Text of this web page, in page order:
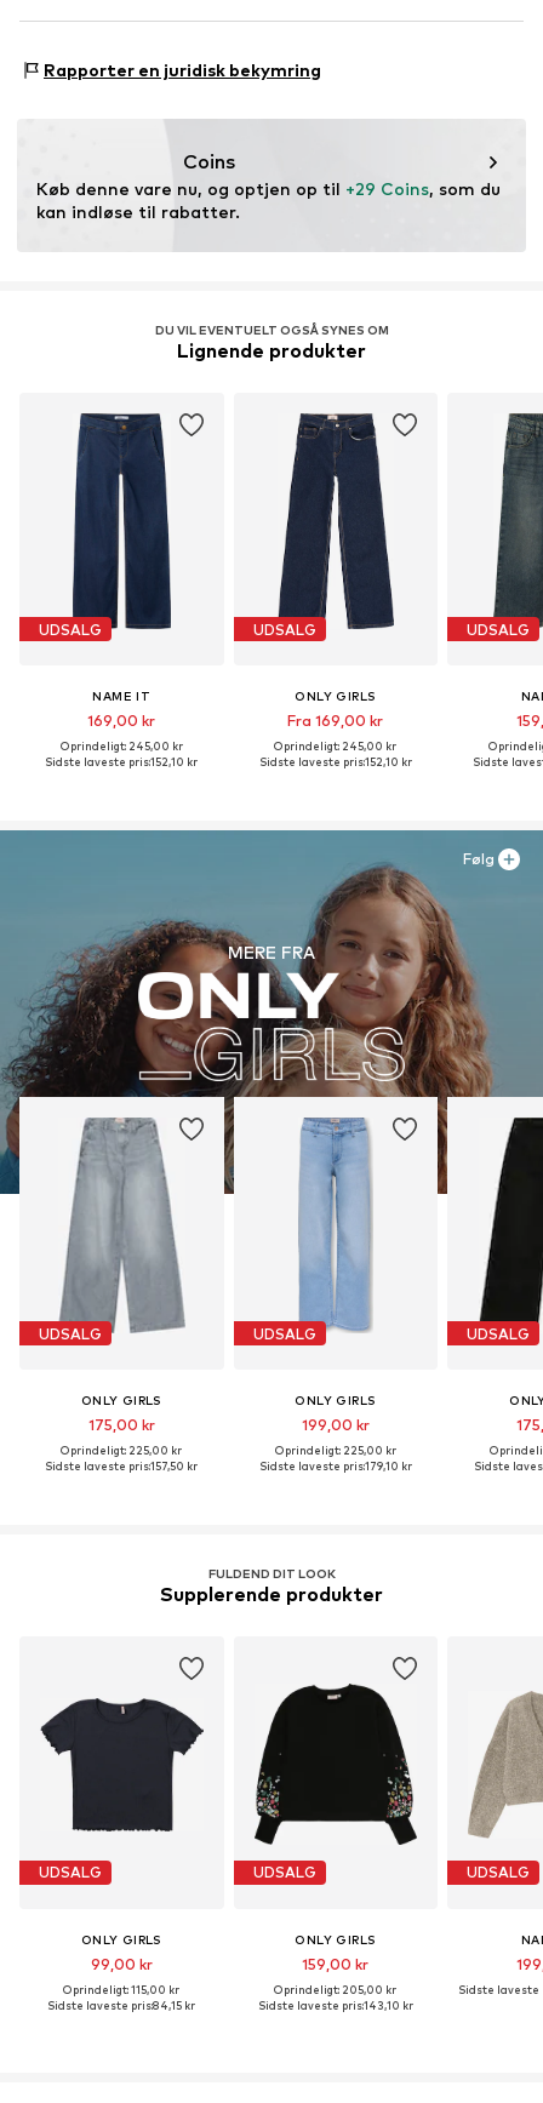
Baglommer
Bælteløkker
Lynlås
Rapporter en juridisk bekymring
Coins
Køb denne vare nu, og optjen op til +29 Coins, som du
kan indløse til rabatter.
DU VIL EVENTUELT OGSÅ SYNES OM
Lignende produkter
UDSALG
NAME IT
169,00 kr
Oprindeligt: 245,00 kr
Sidste laveste pris:152,10 kr
UDSALG
ONLY GIRLS
Fra 169,00 kr
Oprindeligt: 245,00 kr
Sidste laveste pris:152,10 kr
UDSALG
Sidste
MERE FRA
UDSALG
ONLY GIRLS
175,00 kr
Oprindeligt: 225,00 kr
Sidste laveste pris:157,50 kr
UDSALG
ONLY GIRLS
199,00 kr
Oprindeligt: 225,00 kr
Sidste laveste pris:179,10 kr
UDSALG
Sidste
Følg
FULDEND DIT LOOK
Supplerende produkter
UDSALG
ONLY GIRLS
99,00 kr
Oprindeligt: 115,00 kr
Sidste laveste pris:84,15 kr
UDSALG
ONLY GIRLS
159,00 kr
Oprindeligt: 205,00 kr
Sidste laveste pris:143,10 kr
UDSALG
Sidste laveste